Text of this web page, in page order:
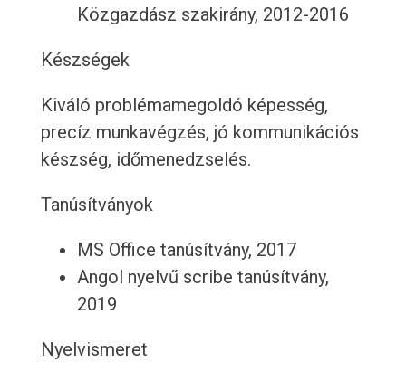
Közgazdász szakirány, 2012-2016
Készségek
Kiváló problémamegoldó képesség,
precíz munkavégzés, jó kommunikációs
készség, időmenedzselés.
Tanúsítványok
MS Office tanúsítvány, 2017
Angol nyelvű scribe tanúsítvány,
2019
Nyelvismeret